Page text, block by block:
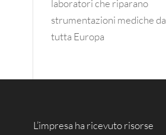
laboratori che riparano
strumentazioni mediche da
tutta Europa
L’impresa ha ricevuto risorse